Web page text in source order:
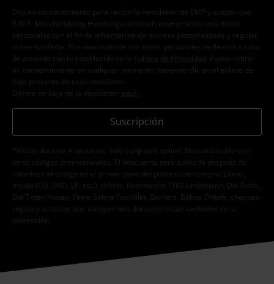
Doy mi consentimiento para recibir la newsletter de EMP y acepto que
E.M.P. Merchandising Handelsgesellschaft mbH procese mis datos
personales con el fin de informarme de manera personalizada y regular
sobre su oferta. El tratamiento de mis datos personales se llevará a cabo
de acuerdo con lo establecido en la
Política de Privacidad . Puedo retirar
mi consentimiento en cualquier momento haciendo clic en el enlace de
baja presente en cada newsletter.
Darme de baja de la newsletter
aquí
Suscripción
*Válido durante 4 semanas. Solo canjeable online. No combinable con
otros códigos promocionales. El descuento será aplicado después de
introducir el código en el primer paso del proceso de compra. Libros,
media (CD, DVD, LP, etc.), tickets, Rammstein, (Till) Lindemann, Die Ärzte,
Die Toten Hosen, Feine Sahne Fischfilet, Broilers, Böhse Onkelz, cheques-
regalo y artículos que incluyen una donación están excluidos de la
promoción.